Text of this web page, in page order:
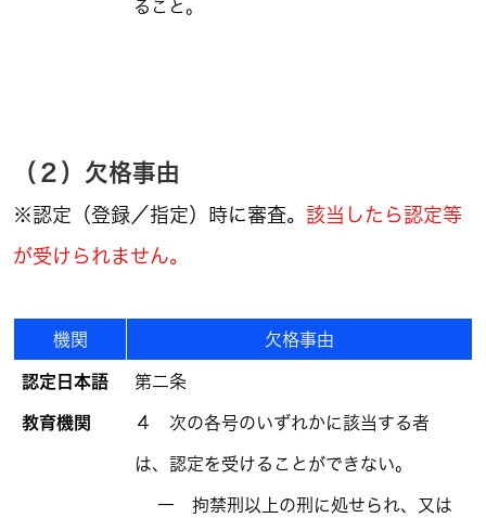
ること。
（２）欠格事由
※認定（登録／指定）時に審査。 該当したら認定等
が受けられません。
機関 欠格事由
認定日本語
教育機関
第二条
４ 次の各号のいずれかに該当する者
は、認定を受けることができない。
一 拘禁刑以上の刑に処せられ、又は